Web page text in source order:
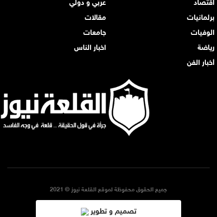
برلمانيات
مقالات
الوفيات
جامعات
رياضة
اخبار الناس
أخبار الفن
جميع الحقوق محفوظة لموقع القلعة نيوز © 2021
تصميم و تطوير